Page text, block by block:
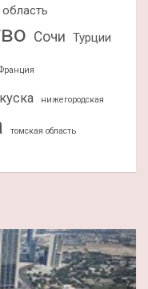
Сочи Турции
нижегородская
томская область